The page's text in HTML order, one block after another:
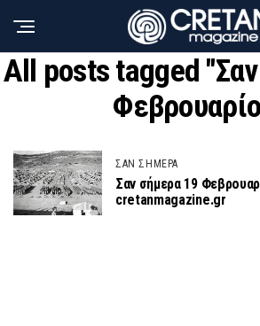
All posts tagged
ΣΑΝ ΣΗΜΕΡΑ
Σαν σήμερα 19
cretanmagazine.gr